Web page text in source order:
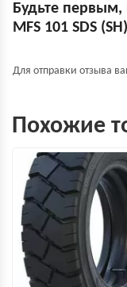
Будьте первым,
MFS 101 SDS
Для отправки отзыва
Похожие